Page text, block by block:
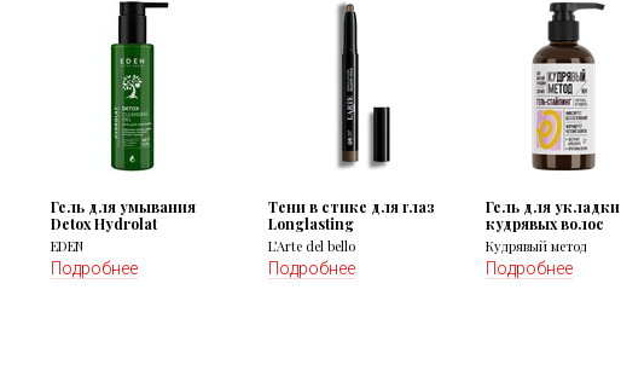
Гель для умывания
Detox Hydrolat
EDEN
Подробнее
Тени в стике для глаз
Longlasting
L’Arte del bello
Подробнее
Гель для укладки
кудрявых волос
Кудрявый метод
Подробнее